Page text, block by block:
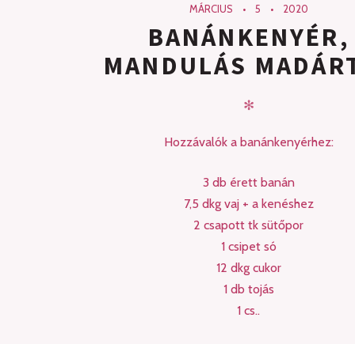
MÁRCIUS 5 2020
BANÁNKENYÉR,
MANDULÁS
✻
Hozzávalók a banánkenyérhez:
3 db érett banán
7,5 dkg vaj + a kenéshez
2 csapott tk sütőpor
1 csipet só
12 dkg cukor
1 db tojás
1 cs..